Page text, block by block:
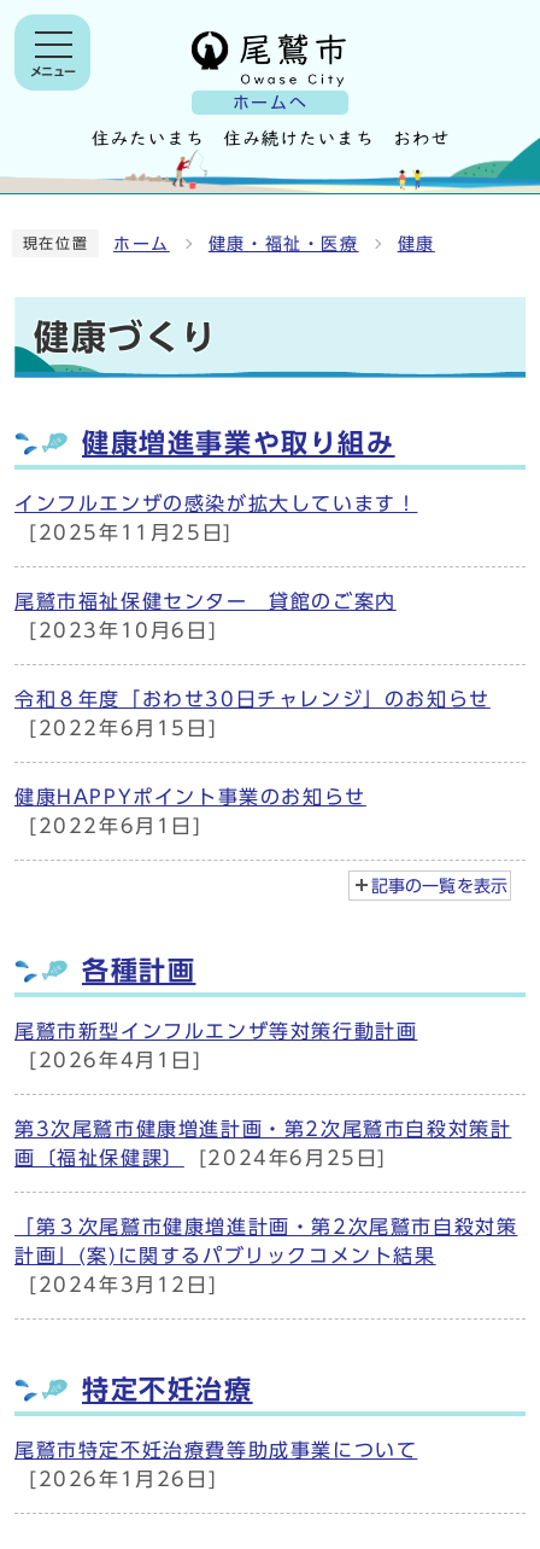
ホームへ
メニュー
現在位置 ホーム 健康・福祉・医療 健康
健康づくり
健康増進事業や取り組み
インフルエンザの感染が拡大しています！
[2025年11月25日]
尾鷲市福祉保健センター 貸館のご案内
[2023年10月6日]
令和８年度「おわせ30日チャレンジ」のお知らせ
[2022年6月15日]
健康HAPPYポイント事業のお知らせ
[2022年6月1日]
記事の一覧を表示
各種計画
尾鷲市新型インフルエンザ等対策行動計画
[2026年4月1日]
第3次尾鷲市健康増進計画・第2次尾鷲市自殺対策計
画〔福祉保健課〕
[2024年6月25日]
「第３次尾鷲市健康増進計画・第2次尾鷲市自殺対策
計画」(案)に関するパブリックコメント結果
[2024年3月12日]
特定不妊治療
尾鷲市特定不妊治療費等助成事業について
[2026年1月26日]